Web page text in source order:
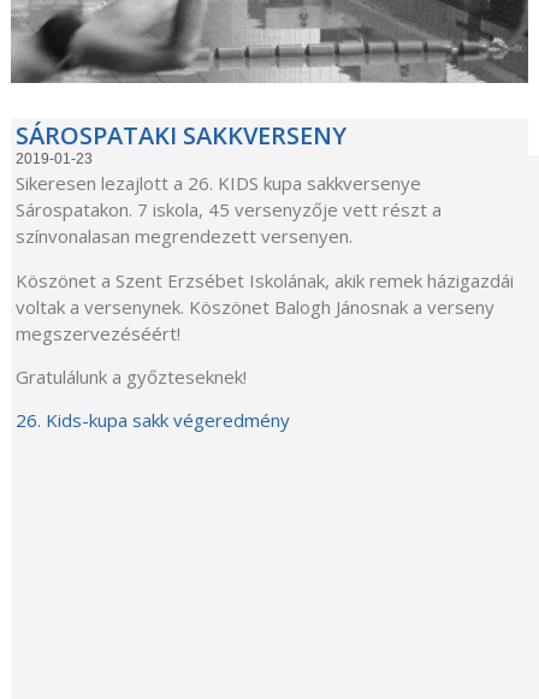
SÁROSPATAKI SAKKVERSENY
2019-01-23
Sikeresen lezajlott a 26. KIDS kupa sakkversenye
Sárospatakon. 7 iskola, 45 versenyzője vett részt a
színvonalasan megrendezett versenyen.
Köszönet a Szent Erzsébet Iskolának, akik remek házigazdái
voltak a versenynek. Köszönet Balogh Jánosnak a verseny
megszervezéséért!
Gratulálunk a győzteseknek!
26. Kids-kupa sakk végeredmény